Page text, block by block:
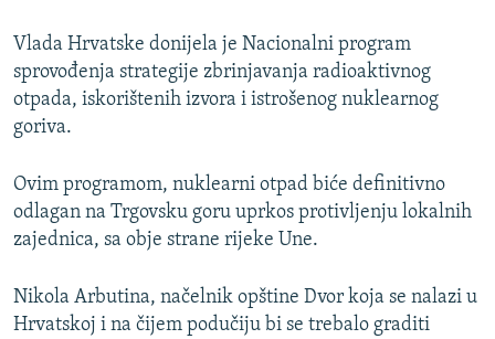
SVE KARTE DEJTONA
NASTANAK I RASPAD JUGOSLAVIJE
Vlada Hrvatske donijela je Nacionalni program
sprovođenja strategije zbrinjavanja radioaktivnog
otpada, iskorištenih izvora i istrošenog nuklearnog
goriva.
Ovim programom, nuklearni otpad biće definitivno
odlagan na Trgovsku goru uprkos protivljenju lokalnih
zajednica, sa obje strane rijeke Une.
Nikola Arbutina, načelnik opštine Dvor koja se nalazi u
Hrvatskoj i na čijem podučiju bi se trebalo graditi